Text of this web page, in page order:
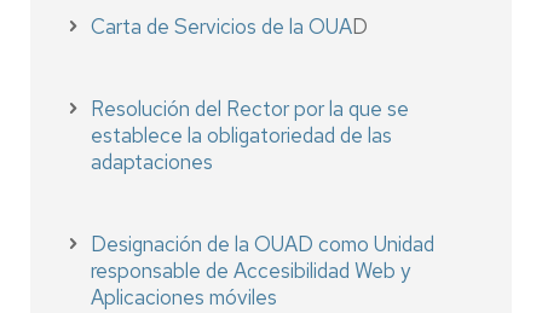
Carta de Servicios de la OUAD
Resolución del Rector por la que se
establece la obligatoriedad de las
adaptaciones
Designación de la OUAD como Unidad
responsable de Accesibilidad Web y
Aplicaciones móviles